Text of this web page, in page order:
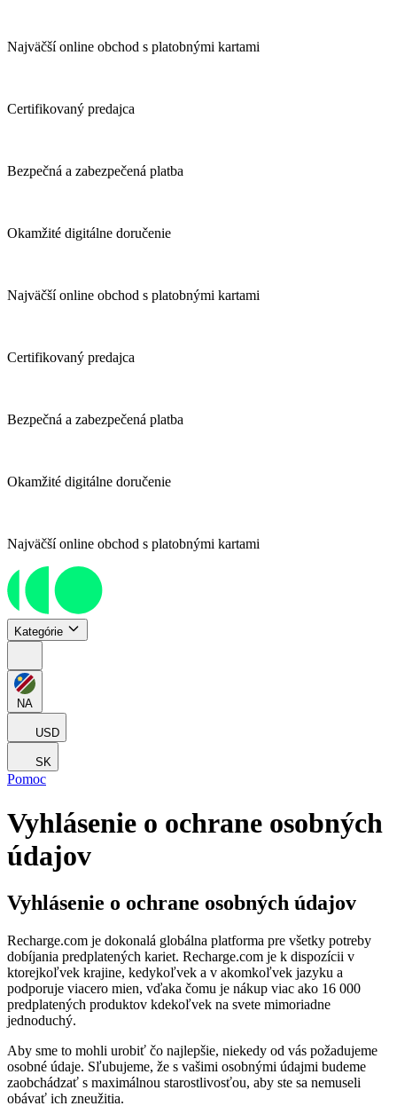
Najväčší online obchod s platobnými kartami
Certifikovaný predajca
Bezpečná a zabezpečená platba
Okamžité digitálne doručenie
Najväčší online obchod s platobnými kartami
Certifikovaný predajca
Bezpečná a zabezpečená platba
Okamžité digitálne doručenie
Najväčší online obchod s platobnými kartami
Kategórie
NA
USD
SK
Pomoc
Vyhlásenie o ochrane osobných
údajov
Vyhlásenie o ochrane osobných údajov
Recharge.com je dokonalá globálna platforma pre všetky potreby
dobíjania predplatených kariet. Recharge.com je k dispozícii v
ktorejkoľvek krajine, kedykoľvek a v akomkoľvek jazyku a
podporuje viacero mien, vďaka čomu je nákup viac ako 16 000
predplatených produktov kdekoľvek na svete mimoriadne
jednoduchý.
Aby sme to mohli urobiť čo najlepšie, niekedy od vás požadujeme
osobné údaje. Sľubujeme, že s vašimi osobnými údajmi budeme
zaobchádzať s maximálnou starostlivosťou, aby ste sa nemuseli
obávať ich zneužitia.